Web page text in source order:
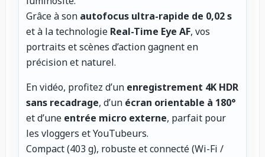
Grâce à son autofocus ultra-rapide de 0,02 s
et à la technologie Real-Time Eye AF, vos
portraits et scènes d’action gagnent en
précision et naturel.
En vidéo, profitez d’un enregistrement 4K HDR
sans recadrage, d’un écran orientable à 180°
et d’une entrée micro externe, parfait pour
les vloggers et YouTubeurs.
Compact (403 g), robuste et connecté (Wi-Fi /